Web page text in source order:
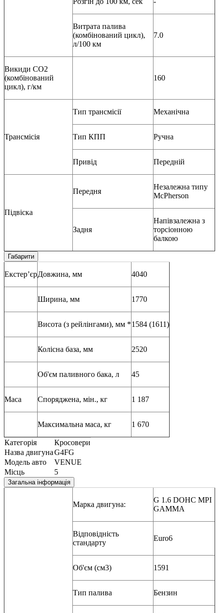
Витрата палива
(комбінований цикл),
л/100 км
7.0
Викиди СО2
(комбінований
цикл), г/км
160
Трансмісія
Тип трансмісії Механічна
Тип КПП Ручна
Привід Передній
Підвіска
Передня
Незалежна типу
McPherson
Задня
Напівзалежна з
торсіонною
балкою
Габарити
Екстер’єрДовжина, мм 4040
Ширина, мм 1770
Висота (з рейлінгами), мм *1584 (1611)
Колісна база, мм 2520
Об'єм паливного бака, л 45
Маса Споряджена, мін., кг 1 187
Максимальна маса, кг 1 670
Категорія
Кросовери
Назва двигунаG4FG
Модель авто
VENUE
Місць
5
Загальна інформація
Марка двигуна:
G 1.6 DOHC MPI
GAMMA
Відповідність
стандарту
Euro6
Об'єм (см3) 1591
Тип палива Бензин